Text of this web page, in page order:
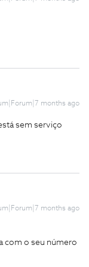
months ago
sem serviço
months ago
com o seu número